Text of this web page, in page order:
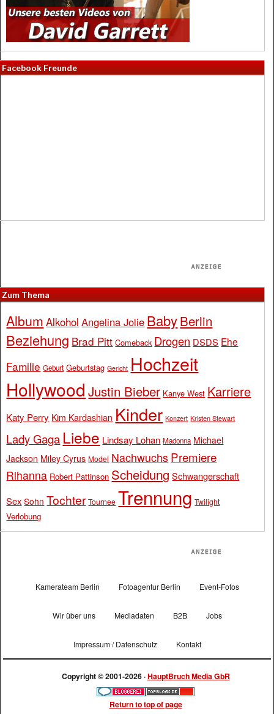
Facebook Freunde
Zum Thema
Album Alkohol Angelina Jolie BabyBerlin
Beziehung Brad Pitt Comeback Drogen DSDS Ehe
Familie Geburt Geburtstag Gericht Hochzeit
Hollywood Justin Bieber Kanye West Karriere
Katy Perry Kim Kardashian Kinder Konzert Kristen Stewart
Lady Gaga Liebe Lindsay Lohan Madonna Michael
Jackson Miley Cyrus Model Nachwuchs Premiere
Rihanna Robert Pattinson Scheidung Schwangerschaft
Sex Sohn Tochter Tournee Trennung Twilight
Verlobung
Kamerateam Berlin Fotoagentur Berlin Event-Fotos
Wir über uns Mediadaten B2B Jobs
Impressum / Datenschutz Kontakt
Copyright © 2001-2026 ·HauptBruch Media GbR
Return to top of page